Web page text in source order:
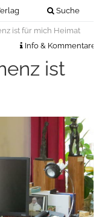
Suche
ist für mich Heimat
Info & Kommentare
ist